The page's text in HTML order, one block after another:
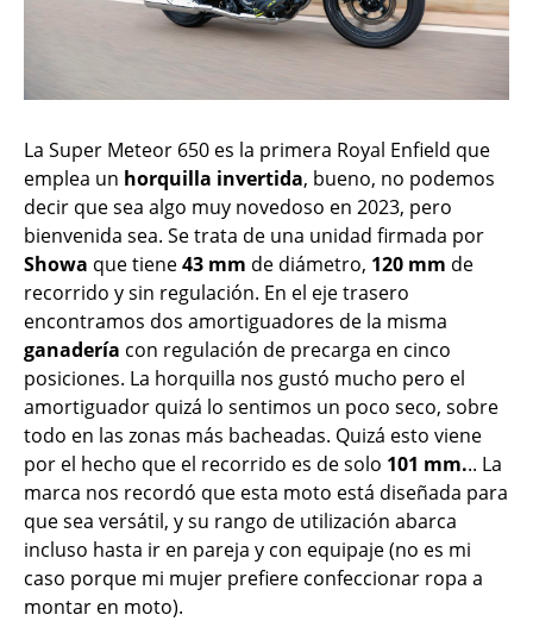
La Super Meteor 650 es la primera Royal Enfield que
emplea un horquilla invertida, bueno, no podemos
decir que sea algo muy novedoso en 2023, pero
bienvenida sea. Se trata de una unidad firmada por
Showa que tiene43 mm de diámetro, 120 mm de
recorrido y sin regulación. En el eje trasero
encontramos dos amortiguadores de la misma
ganadería con regulación de precarga en cinco
posiciones. La horquilla nos gustó mucho pero el
amortiguador quizá lo sentimos un poco seco, sobre
todo en las zonas más bacheadas. Quizá esto viene
por el hecho que el recorrido es de solo 101 mm... La
marca nos recordó que esta moto está diseñada para
que sea versátil, y su rango de utilización abarca
incluso hasta ir en pareja y con equipaje (no es mi
caso porque mi mujer prefiere confeccionar ropa a
montar en moto).